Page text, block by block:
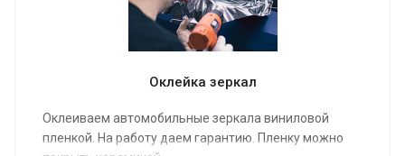
Оклейка зеркал
Оклеиваем автомобильные зеркала виниловой
пленкой. На работу даем гарантию. Пленку можно